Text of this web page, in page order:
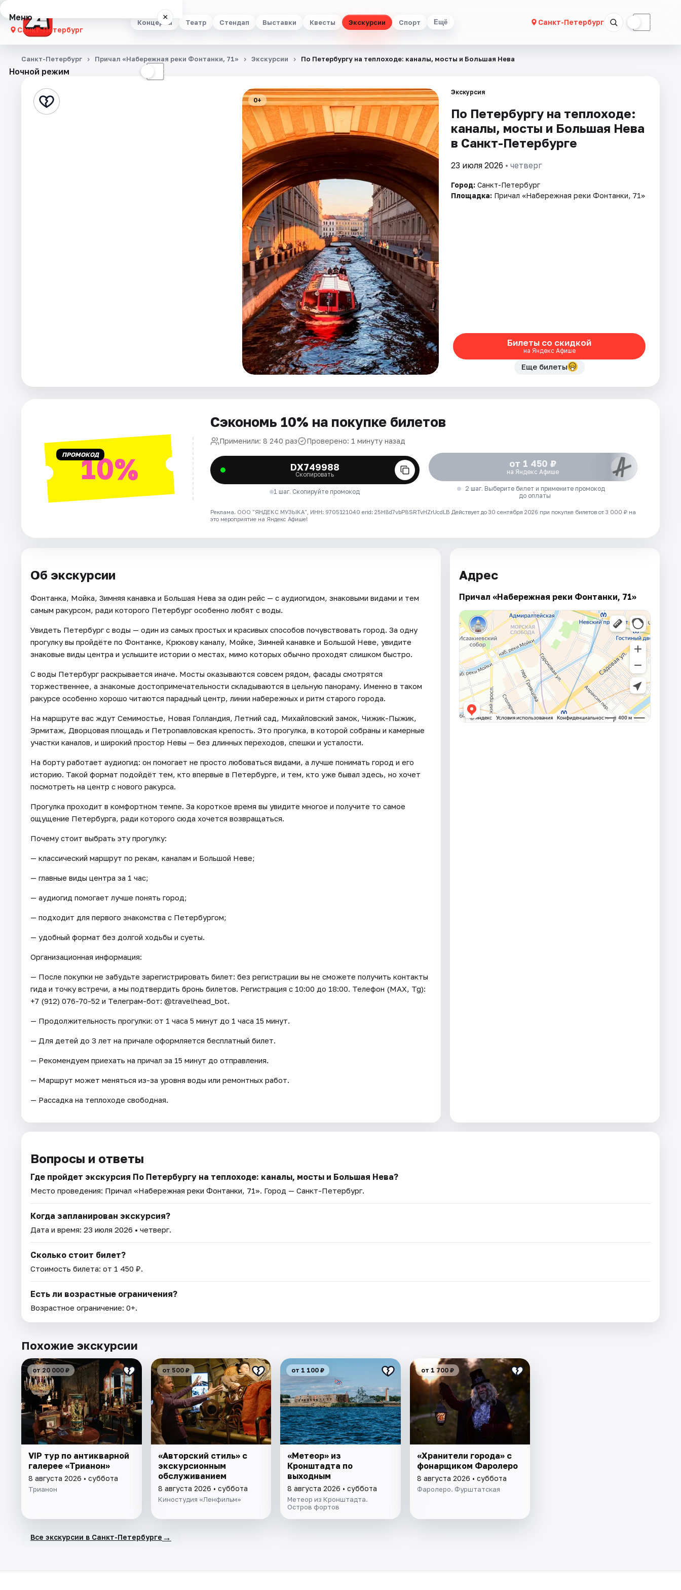
Концерты Театр Стендап Выставки Квесты Экскурсии Спорт Ещё Санкт-Петербург ☾
Меню ×
Санкт-Петербург
Концерты
Стендап
Ночной режим ☾
Санкт-Петербург Причал «Набережная реки Фонтанки, 71» Экскурсии По Петербургу на теплоходе: каналы, мосты и Большая Нева
0+
Экскурсия
По Петербургу на теплоходе:
каналы, мосты и Большая Нева
в Санкт-Петербурге
23 июля 2026 • четверг
Город: Санкт-Петербург
Площадка: Причал «Набережная реки Фонтанки, 71»
Билеты со скидкой
на Яндекс Афише
Еще билеты
ПРОМОКОД10%
Сэкономь 10% на покупке билетов
Применили: 8 240 раз Проверено: 1 минуту назад
DX749988
Скопировать
1 шаг. Скопируйте промокод
от 1 450 ₽
на Яндекс Афише
2 шаг. Выберите билет и примените промокод
до оплаты
Реклама. ООО "ЯНДЕКС МУЗЫКА", ИНН: 9705121040 erid: 25H8d7vbP8SRTvHZrUcdLB Действует до 30 сентября 2026 при покупке билетов от 3 000 ₽ на
это мероприятие на Яндекс Афише!
Об экскурсии
Фонтанка, Мойка, Зимняя канавка и Большая Нева за один рейс — с аудиогидом, знаковыми видами и тем
самым ракурсом, ради которого Петербург особенно любят с воды.
Увидеть Петербург с воды — один из самых простых и красивых способов почувствовать город. За одну
прогулку вы пройдёте по Фонтанке, Крюкову каналу, Мойке, Зимней канавке и Большой Неве, увидите
знаковые виды центра и услышите истории о местах, мимо которых обычно проходят слишком быстро.
С воды Петербург раскрывается иначе. Мосты оказываются совсем рядом, фасады смотрятся
торжественнее, а знакомые достопримечательности складываются в цельную панораму. Именно в таком
ракурсе особенно хорошо читаются парадный центр, линии набережных и ритм старого города.
На маршруте вас ждут Семимостье, Новая Голландия, Летний сад, Михайловский замок, Чижик-Пыжик,
Эрмитаж, Дворцовая площадь и Петропавловская крепость. Это прогулка, в которой собраны и камерные
участки каналов, и широкий простор Невы — без длинных переходов, спешки и усталости.
На борту работает аудиогид: он помогает не просто любоваться видами, а лучше понимать город и его
историю. Такой формат подойдёт тем, кто впервые в Петербурге, и тем, кто уже бывал здесь, но хочет
посмотреть на центр с нового ракурса.
Прогулка проходит в комфортном темпе. За короткое время вы увидите многое и получите то самое
ощущение Петербурга, ради которого сюда хочется возвращаться.
Почему стоит выбрать эту прогулку:
— классический маршрут по рекам, каналам и Большой Неве;
— главные виды центра за 1 час;
— аудиогид помогает лучше понять город;
— подходит для первого знакомства с Петербургом;
— удобный формат без долгой ходьбы и суеты.
Организационная информация:
— После покупки не забудьте зарегистрировать билет: без регистрации вы не сможете получить контакты
гида и точку встречи, а мы подтвердить бронь билетов. Регистрация с 10:00 до 18:00. Телефон (МАХ, Tg):
+7 (912) 076-70-52 и Телеграм-бот: @travelhead_bot.
— Продолжительность прогулки: от 1 часа 5 минут до 1 часа 15 минут.
— Для детей до 3 лет на причале оформляется бесплатный билет.
— Рекомендуем приехать на причал за 15 минут до отправления.
— Маршрут может меняться из-за уровня воды или ремонтных работ.
— Рассадка на теплоходе свободная.
Адрес
Причал «Набережная реки Фонтанки, 71»
Вопросы и ответы
Где пройдет экскурсия По Петербургу на теплоходе: каналы, мосты и Большая Нева?
Место проведения: Причал «Набережная реки Фонтанки, 71». Город — Санкт-Петербург.
Когда запланирован экскурсия?
Дата и время: 23 июля 2026 • четверг.
Сколько стоит билет?
Стоимость билета: от 1 450 ₽.
Есть ли возрастные ограничения?
Возрастное ограничение: 0+.
Похожие экскурсии
от 20 000 ₽
VIP тур по антикварной
галерее «Трианон»
8 августа 2026 • суббота
Трианон
от 500 ₽
«Авторский стиль» с
экскурсионным
обслуживанием
8 августа 2026 • суббота
Киностудия «Ленфильм»
от 1 100 ₽
«Метеор» из
Кронштадта по
выходным
8 августа 2026 • суббота
Метеор из Кронштадта.
Остров фортов
от 1 700 ₽
«Хранители города» с
фонарщиком Фаролеро
8 августа 2026 • суббота
Фаролеро. Фурштатская
Все экскурсии в Санкт-Петербурге →